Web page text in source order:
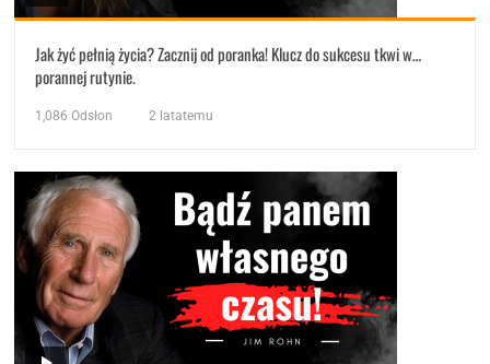
Jak żyć pełnią życia? Zacznij od poranka! Klucz do sukcesu tkwi w…
porannej rutynie.
1,086 Odsłon 2 latatemu